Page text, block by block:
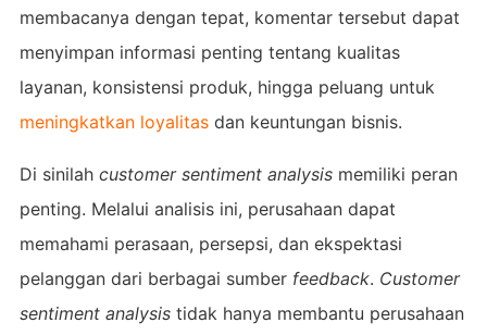
membacanya dengan tepat, komentar tersebut dapat
menyimpan informasi penting tentang kualitas
layanan, konsistensi produk, hingga peluang untuk
meningkatkan loyalitasdan keuntungan bisnis.
Di sinilah customer sentiment analysismemiliki peran
penting. Melalui analisis ini, perusahaan dapat
memahami perasaan, persepsi, dan ekspektasi
pelanggan dari berbagai sumber feedback. Customer
sentiment analysistidak hanya membantu perusahaan